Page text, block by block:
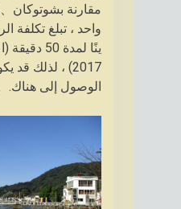
مقارنة بشوتوكان
ينًا لمدة 50
2017) ، لذلك
الوصول إلى هناك.